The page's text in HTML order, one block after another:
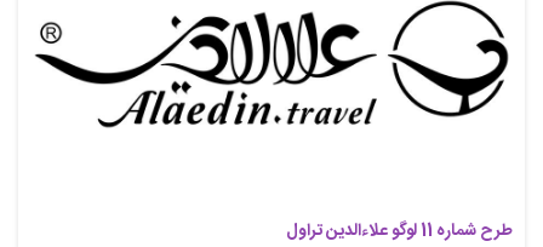
طرح شماره 11 لوگو علاءالدین تراول